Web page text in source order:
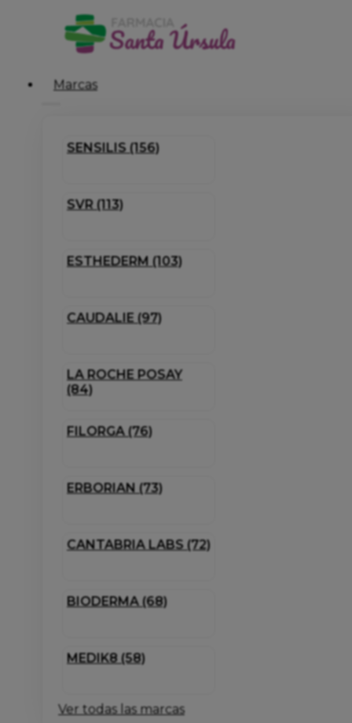
Marcas
SENSILIS (156)
SVR (113)
ESTHEDERM (103)
CAUDALIE (97)
LA ROCHE POSAY
(84)
FILORGA (76)
ERBORIAN (73)
CANTABRIA LABS (72)
BIODERMA (68)
MEDIK8 (58)
Ver todas las marcas